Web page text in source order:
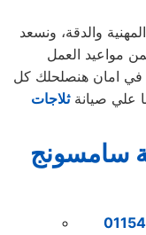
والدقة، ونسعد
امان هنصلحلك كل
علي صيانةثلاجات